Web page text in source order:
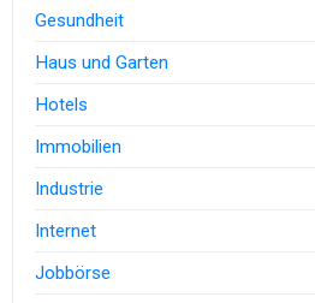
Gesundheit
Haus und Garten
Hotels
Immobilien
Industrie
Internet
Jobbörse